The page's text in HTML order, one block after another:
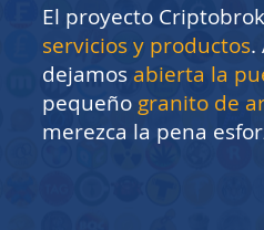
El proyecto
servicios y productos.
dejamos abierta la
pequeño granito de
merezca la pena